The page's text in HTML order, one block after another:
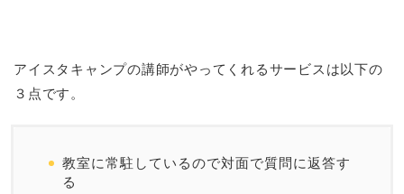
アイスタキャンプの講師がやってくれるサービスは以下の
３点です。
教室に常駐しているので対面で質問に返答す
る